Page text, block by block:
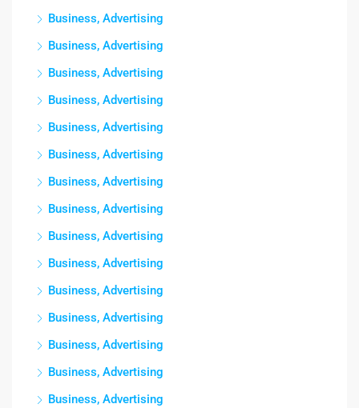
Business, Advertising
Business, Advertising
Business, Advertising
Business, Advertising
Business, Advertising
Business, Advertising
Business, Advertising
Business, Advertising
Business, Advertising
Business, Advertising
Business, Advertising
Business, Advertising
Business, Advertising
Business, Advertising
Business, Advertising